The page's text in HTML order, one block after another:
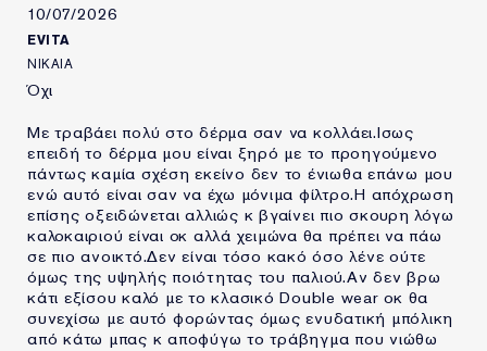
10/07/2026
EVITA
ΝΙΚΑΙΑ
Όχι
Με τραβάει πολύ στο δέρμα σαν να κολλάει.Ισως
επειδή το δέρμα μου είναι ξηρό με το προηγούμενο
πάντως καμία σχέση εκείνο δεν το ένιωθα επάνω μου
ενώ αυτό είναι σαν να έχω μόνιμα φίλτρο.Η απόχρωση
επίσης οξειδώνεται αλλιώς κ βγαίνει πιο σκουρη λόγω
καλοκαιριού είναι οκ αλλά χειμώνα θα πρέπει να πάω
σε πιο ανοικτό.Δεν είναι τόσο κακό όσο λένε ούτε
όμως της υψηλής ποιότητας του παλιού.Αν δεν βρω
κάτι εξίσου καλό με το κλασικό Double wear οκ θα
συνεχίσω με αυτό φορώντας όμως ενυδατική μπόλικη
από κάτω μπας κ αποφύγω το τράβηγμα που νιώθω